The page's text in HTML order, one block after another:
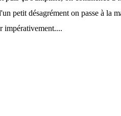
petit désagrément on passe à la
impérativement....